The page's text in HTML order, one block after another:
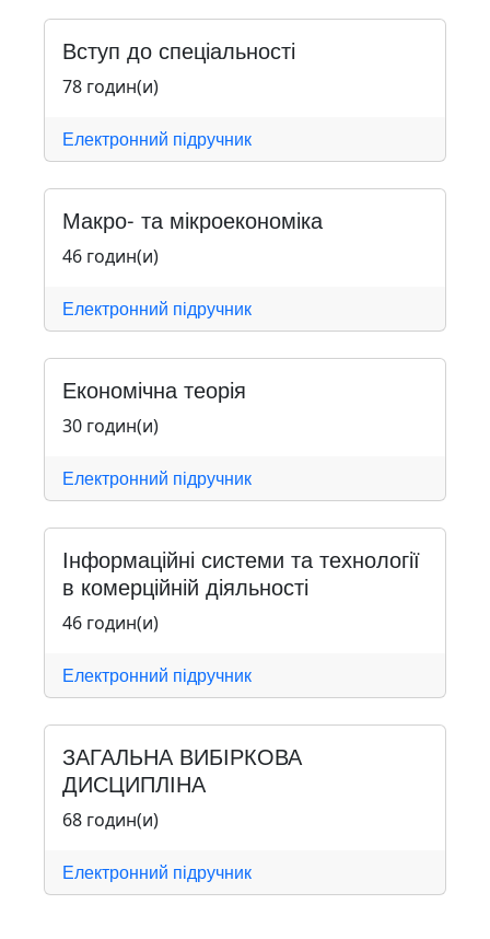
Вступ до спеціальності
78 годин(и)
Електронний підручник
Макро- та мікроекономіка
46 годин(и)
Електронний підручник
Економічна теорія
30 годин(и)
Електронний підручник
Інформаційні системи та технології
в комерційній діяльності
46 годин(и)
Електронний підручник
ЗАГАЛЬНА ВИБІРКОВА
ДИСЦИПЛІНА
68 годин(и)
Електронний підручник